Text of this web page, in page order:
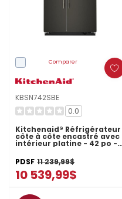
Comparer
KBSN742SBE
0.0
Kitchenaid® Réfrigérateur
côte à côte encastré avec
intérieur platine - 42 po -
25.5 pi cu KBSN742SBE
PDSF 11 239,99$
10 539,99$